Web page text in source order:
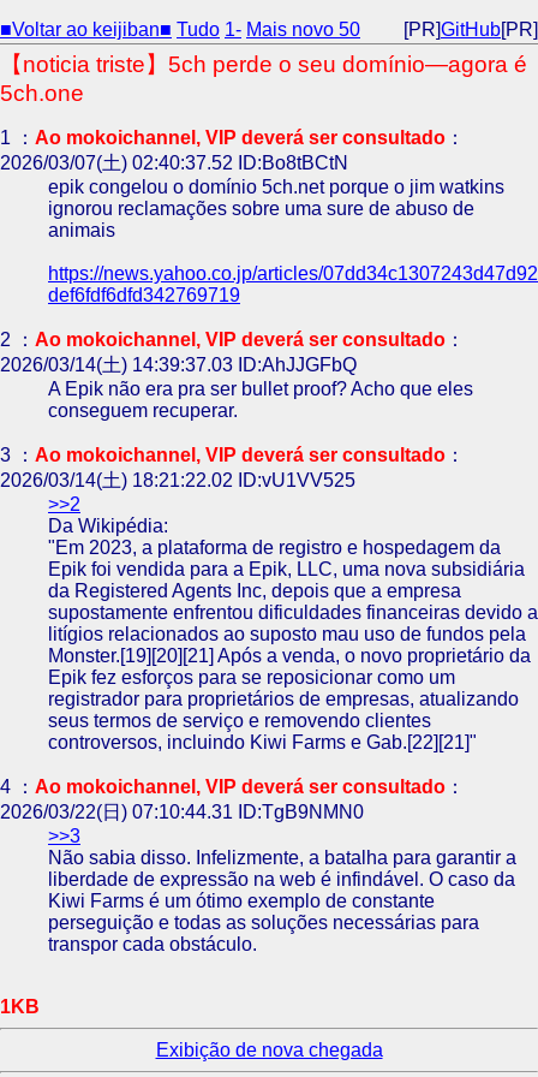
■Voltar ao keijiban■ Tudo 1- Mais novo 50 [PR]GitHub[PR]
【noticia triste】5ch perde o seu domínio—agora é
5ch.one
1 ： Ao mokoichannel, VIP deverá ser consultado ：
2026/03/07(土) 02:40:37.52 ID:Bo8tBCtN
epik congelou o domínio 5ch.net porque o jim watkins
ignorou reclamações sobre uma sure de abuso de
animais
https://news.yahoo.co.jp/articles/07dd34c1307243d47d92
def6fdf6dfd342769719
2 ： Ao mokoichannel, VIP deverá ser consultado ：
2026/03/14(土) 14:39:37.03 ID:AhJJGFbQ
A Epik não era pra ser bullet proof? Acho que eles
conseguem recuperar.
3 ： Ao mokoichannel, VIP deverá ser consultado ：
2026/03/14(土) 18:21:22.02 ID:vU1VV525
>>2
Da Wikipédia:
"Em 2023, a plataforma de registro e hospedagem da
Epik foi vendida para a Epik, LLC, uma nova subsidiária
da Registered Agents Inc, depois que a empresa
supostamente enfrentou dificuldades financeiras devido a
litígios relacionados ao suposto mau uso de fundos pela
Monster.[19][20][21] Após a venda, o novo proprietário da
Epik fez esforços para se reposicionar como um
registrador para proprietários de empresas, atualizando
seus termos de serviço e removendo clientes
controversos, incluindo Kiwi Farms e Gab.[22][21]"
4 ： Ao mokoichannel, VIP deverá ser consultado ：
2026/03/22(日) 07:10:44.31 ID:TgB9NMN0
>>3
Não sabia disso. Infelizmente, a batalha para garantir a
liberdade de expressão na web é infindável. O caso da
Kiwi Farms é um ótimo exemplo de constante
perseguição e todas as soluções necessárias para
transpor cada obstáculo.
1KB
Exibição de nova chegada